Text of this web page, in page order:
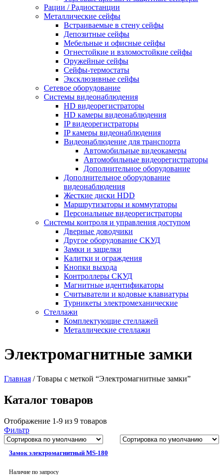
Рации / Радиостанции
Металлические сейфы
Встраиваемые в стену сейфы
Депозитные сейфы
Мебельные и офисные сейфы
Огнестойкие и взломостойкие сейфы
Оружейные сейфы
Сейфы-термостаты
Эксклюзивные сейфы
Сетевое оборудование
Системы видеонаблюдения
HD видеорегистраторы
HD камеры видеонаблюдения
IP видеорегистраторы
IP камеры видеонаблюдения
Видеонаблюдение для транспорта
Автомобильные видеокамеры
Автомобильные видеорегистраторы
Дополнительное оборудование
Дополнительное оборудование
видеонаблюдения
Жесткие диски HDD
Маршрутизаторы и коммутаторы
Персональные видеорегистраторы
Системы контроля и управления доступом
Дверные доводчики
Другое оборудование СКУД
Замки и защелки
Калитки и ограждения
Кнопки выхода
Контроллеры СКУД
Магнитные идентификаторы
Считыватели и кодовые клавиатуры
Турникеты электромеханические
Стеллажи
Комплектующие стеллажей
Металлические стеллажи
Электромагнитные замки
Главная /Товары с меткой “Электромагнитные замки”
Каталог товаров
Отображение 1-9 из 9 товаров
Фильтр
Замок электромагнитный MS-180
Наличие по запросу